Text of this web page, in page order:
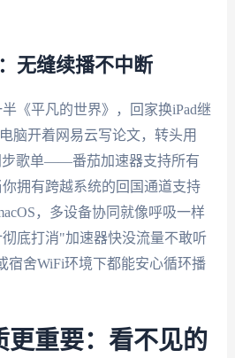
无缝续播不中断
《平凡的世界》，回家换iPad继
脑开着网易云写论文，转头用
步歌单——番茄加速器支持所有
拥有跨越系统的回国通道支持
，多设备协同就像呼吸一样
底打消"加速器快没流量不敢听
宿舍WiFi环境下都能安心循环播
更重要：看不见的